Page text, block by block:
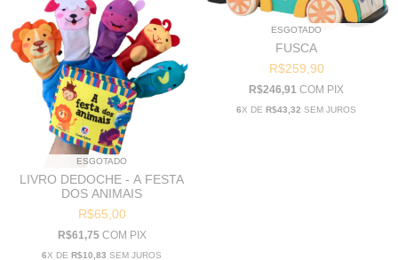
ESGOTADO
LIVRO DEDOCHE - A FESTA
DOS ANIMAIS
R$65,00
R$61,75 COM PIX
6X DE R$10,83 SEM JUROS
ESGOTADO
FUSCA
R$259,90
R$246,91 COM PIX
6X DE R$43,32 SEM JUROS